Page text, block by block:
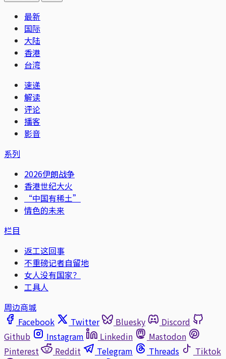
最新
国际
大陆
香港
台湾
速递
解读
评论
播客
影音
系列
2026伊朗战争
香港世纪大火
“中国有稀土”
情色的未来
栏目
返工这回事
不重磅记者自留地
女人没有国家？
工具人
周边商城
Facebook
Twitter Bluesky
Discord
Github
Instagram Linkedin
Mastodon
Pinterest
Reddit Telegram Threads
Tiktok